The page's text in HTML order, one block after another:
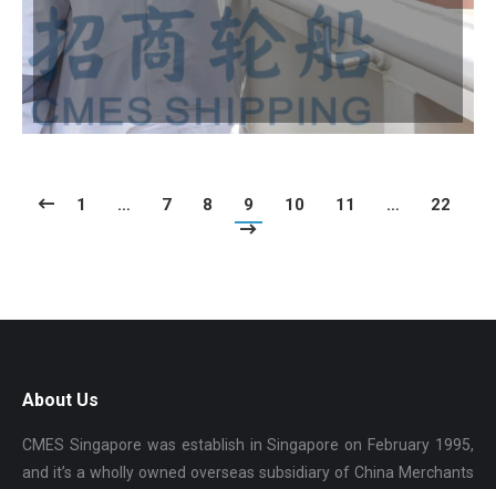
1 … 7 8 9 10 11 … 22
About Us
CMES Singapore was establish in Singapore on February 1995,
and it’s a wholly owned overseas subsidiary of China Merchants